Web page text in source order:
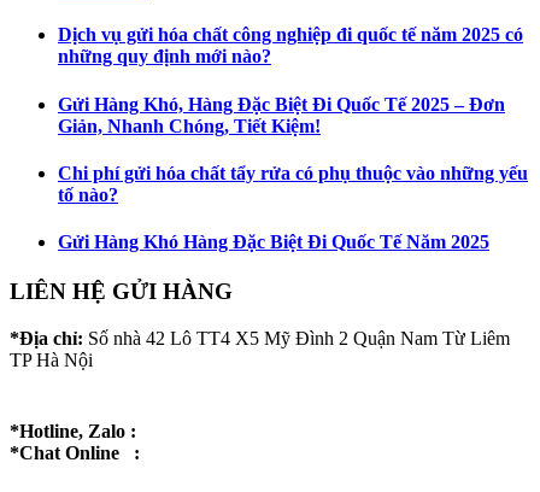
Dịch vụ gửi hóa chất công nghiệp đi quốc tế năm 2025 có
những quy định mới nào?
Gửi Hàng Khó, Hàng Đặc Biệt Đi Quốc Tế 2025 – Đơn
Giản, Nhanh Chóng, Tiết Kiệm!
Chi phí gửi hóa chất tẩy rửa có phụ thuộc vào những yếu
tố nào?
Gửi Hàng Khó Hàng Đặc Biệt Đi Quốc Tế Năm 2025
LIÊN HỆ GỬI HÀNG
*Địa chỉ: Số nhà 42 Lô TT4 X5 Mỹ Đình 2 Quận Nam Từ Liêm
TP Hà Nội
*Hotline, Zalo :
*Chat Online :